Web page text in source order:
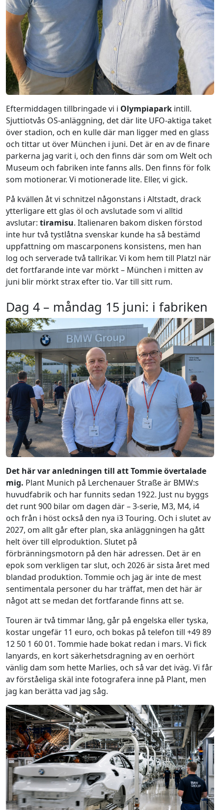
Eftermiddagen tillbringade vi i Olympiapark intill.
Sjuttiotvås OS-anläggning, det där lite UFO-aktiga taket
över stadion, och en kulle där man ligger med en glass
och tittar ut över München i juni. Det är en av de finare
parkerna jag varit i, och den finns där som om Welt och
Museum och fabriken inte fanns alls. Den finns för folk
som motionerar. Vi motionerade lite. Eller, vi gick.
På kvällen åt vi schnitzel någonstans i Altstadt, drack
ytterligare ett glas öl och avslutade som vi alltid
avslutar: tiramisu. Italienaren bakom disken förstod
inte hur två tystlåtna svenskar kunde ha så bestämd
uppfattning om mascarponens konsistens, men han
log och serverade två tallrikar. Vi kom hem till Platzl när
det fortfarande inte var mörkt – München i mitten av
juni blir mörkt strax efter tio. Var till sitt rum.
Dag 4 – måndag 15 juni: i fabriken
Det här var anledningen till att Tommie övertalade
mig. Plant Munich på Lerchenauer Straße är BMW:s
huvudfabrik och har funnits sedan 1922. Just nu byggs
det runt 900 bilar om dagen där – 3-serie, M3, M4, i4
och från i höst också den nya i3 Touring. Och i slutet av
2027, om allt går efter plan, ska anläggningen ha gått
helt över till elproduktion. Slutet på
förbränningsmotorn på den här adressen. Det är en
epok som verkligen tar slut, och 2026 är sista året med
blandad produktion. Tommie och jag är inte de mest
sentimentala personer du har träffat, men det här är
något att se medan det fortfarande finns att se.
Touren är två timmar lång, går på engelska eller tyska,
kostar ungefär 11 euro, och bokas på telefon till +49 89
12 50 1 60 01. Tommie hade bokat redan i mars. Vi fick
lanyards, en kort säkerhetsdragning av en oerhört
vänlig dam som hette Marlies, och så var det iväg. Vi får
av förståeliga skäl inte fotografera inne på Plant, men
jag kan berätta vad jag såg.